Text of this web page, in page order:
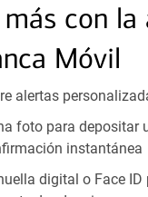
con la
Móvil
alertas
foto para depositar
instantánea
digital o Face ID
Extraviar una
embargo, puede
tarjeta de débito